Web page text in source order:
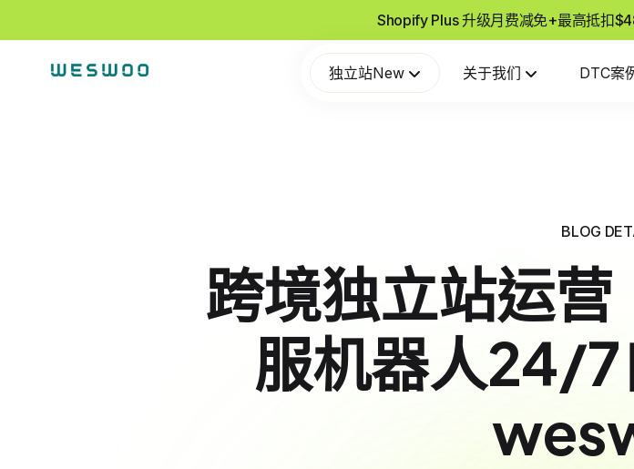
Shopify Plus 升级月费减免+最高抵扣
独立站New 关于我们 DTC案
BLOG
跨境独立站运
服机器人24/